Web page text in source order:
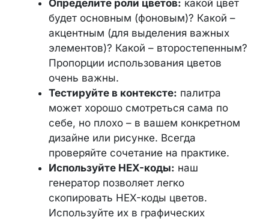
Определите роли цветов: какой цвет
будет основным (фоновым)? Какой –
акцентным (для выделения важных
элементов)? Какой – второстепенным?
Пропорции использования цветов
очень важны.
Тестируйте в контексте: палитра
может хорошо смотреться сама по
себе, но плохо – в вашем конкретном
дизайне или рисунке. Всегда
проверяйте сочетание на практике.
Используйте HEX-коды: наш
генератор позволяет легко
скопировать HEX-коды цветов.
Используйте их в графических